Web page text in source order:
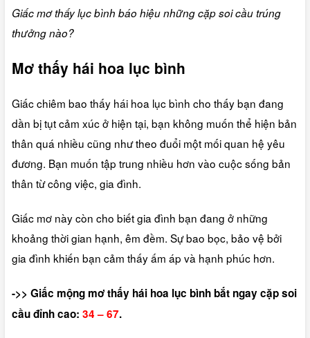
Giấc mơ thấy lục bình báo hiệu những cặp soi cầu trúng
thưởng nào?
Mơ thấy hái hoa lục bình
Giấc chiêm bao thấy hái hoa lục bình cho thấy bạn đang
dần bị tụt cảm xúc ở hiện tại, bạn không muốn thể hiện bản
thân quá nhiều cũng như theo đuổi một mối quan hệ yêu
đương. Bạn muốn tập trung nhiều hơn vào cuộc sống bản
thân từ công việc, gia đình.
Giấc mơ này còn cho biết gia đình bạn đang ở những
khoảng thời gian hạnh, êm đềm. Sự bao bọc, bảo vệ bởi
gia đình khiến bạn cảm thấy ấm áp và hạnh phúc hơn.
->> Giấc mộng mơ thấy hái hoa lục bình bắt ngay cặp soi
cầu đỉnh cao: 34 – 67.